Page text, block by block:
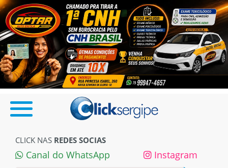
CLICK NAS REDES SOCIAS
Canal do WhatsApp Instagram